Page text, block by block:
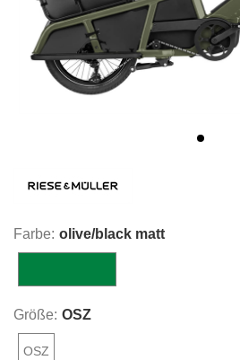
Farbe: olive/black matt
Größe: OSZ
OSZ